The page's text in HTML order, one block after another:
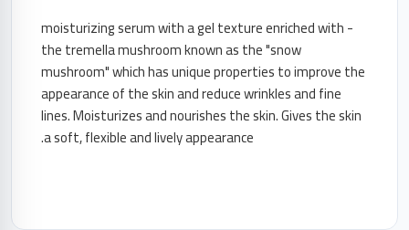
- moisturizing serum with a gel texture enriched with
the tremella mushroom known as the "snow
mushroom" which has unique properties to improve the
appearance of the skin and reduce wrinkles and fine
lines. Moisturizes and nourishes the skin. Gives the skin
a soft, flexible and lively appearance.